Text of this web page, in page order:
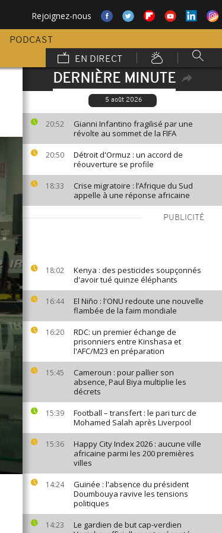
Rejoignez-nous
PODCAST
EN DIRECT
DERNIÈRE MINUTE
5 août 2026
20:52
Gianni Infantino fragilisé par une
révolte au sommet de la FIFA
20:50
Détroit d'Ormuz : un accord de
réouverture se profile
18:33
Crise migratoire : l’Afrique du Sud
appelle à une réponse africaine
PUBLICITÉ
18:02
Kenya : des pesticides soupçonnés
d'avoir tué quinze éléphants
16:44
El Niño : l'ONU redoute une nouvelle
flambée de la faim mondiale
16:20
RDC: un premier échange de
prisonniers entre Kinshasa et
l'AFC/M23 en préparation
15:45
Cameroun : pour pallier son
absence, Paul Biya multiplie les
décrets
15:39
Football – transfert : le pari turc de
Mohamed Salah après Liverpool
15:36
Happy City Index 2026 : aucune ville
africaine parmi les 200 premières
villes
14:24
Guinée : l'absence du président
Doumbouya ravive les tensions
politiques
14:23
Le gardien de but cap-verdien